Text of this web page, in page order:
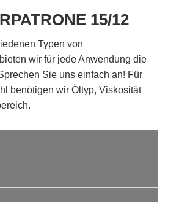
15/12
Typen von
wir für jede Anwendung die
Sie uns einfach an! Für
benötigen wir Öltyp, Viskosität